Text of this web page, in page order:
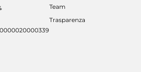
Team
Trasparenza